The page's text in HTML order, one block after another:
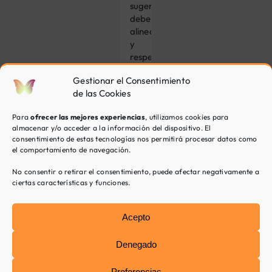
Gestionar el Consentimiento
de las Cookies
Paraofrecer las mejores experiencias, utilizamos cookies para
almacenar y/o acceder a la información del dispositivo. El
consentimiento de estas tecnologías nos permitirá procesar datos como
el comportamiento de navegación.
No consentir o retirar el consentimiento, puede afectar negativamente a
ciertas características y funciones.
Acepto
Denegado
sugerida
debe
alinearse
y
respetar
principios
básicos
esta
familia.
Otros
de
Psicología